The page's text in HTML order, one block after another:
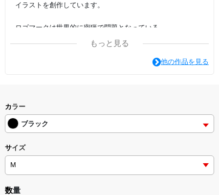
イラストを創作しています。
ロゴマークは世界的に密猟で問題となっている
「センザンコウ」 という動物をモチーフにしたものです。
SHOP名やロゴのPOACHING のＩが抜けているのは
もっと見る
他の作品を見る
カラー
ブラック
サイズ
数量